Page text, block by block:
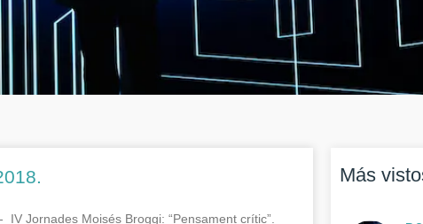
Jornades Moisés Broggi: “Pensament crític”.
Más